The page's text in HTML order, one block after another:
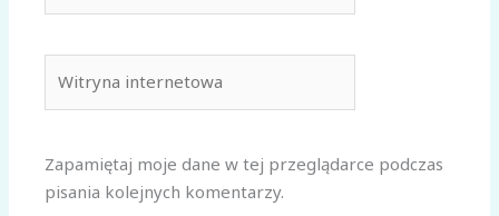
internetowa
Zapamiętaj moje dane w tej przeglądarce podczas
pisania kolejnych komentarzy.